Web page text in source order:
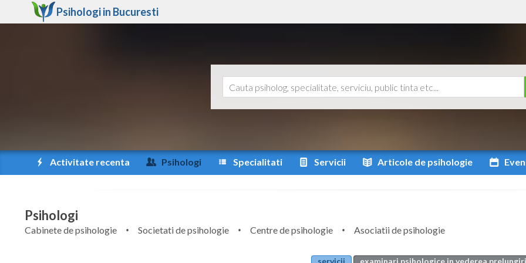
Psihologi in Bucuresti
Activitate recenta Psihologi Specialitati Servicii Articole de psihologie
Psihologi
Cabinete de psihologie Societati de psihologie Centre de psihologie
Asociatii de psihologie
servicii examinari psihologice in vederea